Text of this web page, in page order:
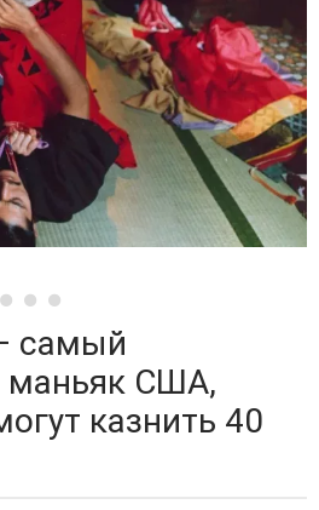
самый
маньяк США,
казнить 40